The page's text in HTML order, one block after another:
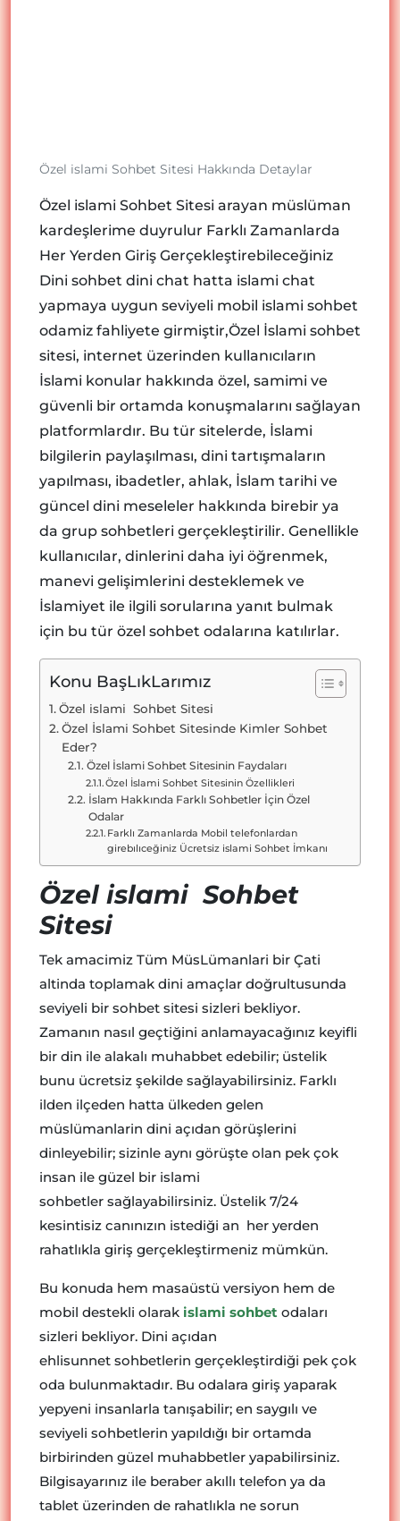
Özel islami Sohbet Sitesi Hakkında Detaylar
Özel islami Sohbet Sitesi arayan müslüman
kardeşlerime duyrulur Farklı Zamanlarda
Her Yerden Giriş Gerçekleştirebileceğiniz
Dini sohbet dini chat hatta islami chat
yapmaya uygun seviyeli mobil islami sohbet
odamiz fahliyete girmiştir,Özel İslami sohbet
sitesi, internet üzerinden kullanıcıların
İslami konular hakkında özel, samimi ve
güvenli bir ortamda konuşmalarını sağlayan
platformlardır. Bu tür sitelerde, İslami
bilgilerin paylaşılması, dini tartışmaların
yapılması, ibadetler, ahlak, İslam tarihi ve
güncel dini meseleler hakkında birebir ya
da grup sohbetleri gerçekleştirilir. Genellikle
kullanıcılar, dinlerini daha iyi öğrenmek,
manevi gelişimlerini desteklemek ve
İslamiyet ile ilgili sorularına yanıt bulmak
için bu tür özel sohbet odalarına katılırlar.
Konu BaşLıkLarımız
Özel islami Sohbet Sitesi
Özel İslami Sohbet Sitesinde Kimler Sohbet
Eder?
Özel İslami Sohbet Sitesinin Faydaları
Özel İslami Sohbet Sitesinin Özellikleri
İslam Hakkında Farklı Sohbetler İçin Özel
Odalar
Farklı Zamanlarda Mobil telefonlardan
girebılıceğiniz Ücretsiz islami Sohbet İmkanı
Özel islami Sohbet
Sitesi
Tek amacimiz Tüm MüsLümanlari bir Çati
altinda toplamak dini amaçlar doğrultusunda
seviyeli bir sohbet sitesi sizleri bekliyor.
Zamanın nasıl geçtiğini anlamayacağınız keyifli
bir din ile alakalı muhabbet edebilir; üstelik
bunu ücretsiz şekilde sağlayabilirsiniz. Farklı
ilden ilçeden hatta ülkeden gelen
müslümanlarin dini açıdan görüşlerini
dinleyebilir; sizinle aynı görüşte olan pek çok
insan ile güzel bir islami
sohbetler sağlayabilirsiniz. Üstelik 7/24
kesintisiz canınızın istediği an her yerden
rahatlıkla giriş gerçekleştirmeniz mümkün.
Bu konuda hem masaüstü versiyon hem de
mobil destekli olarak islami sohbet odaları
sizleri bekliyor. Dini açıdan
ehlisunnet sohbetlerin gerçekleştirdiği pek çok
oda bulunmaktadır. Bu odalara giriş yaparak
yepyeni insanlarla tanışabilir; en saygılı ve
seviyeli sohbetlerin yapıldığı bir ortamda
birbirinden güzel muhabbetler yapabilirsiniz.
Bilgisayarınız ile beraber akıllı telefon ya da
tablet üzerinden de rahatlıkla ne sorun